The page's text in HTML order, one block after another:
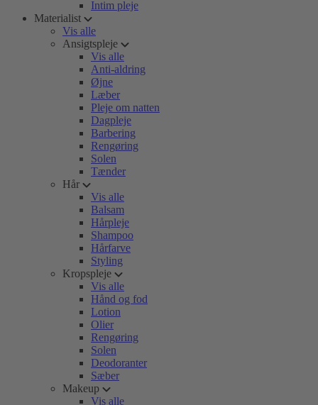
Intim pleje
Materialist
Vis alle
Ansigtspleje
Vis alle
Anti-aldring
Øjne
Læber
Pleje om natten
Dagpleje
Barbering
Rengøring
Solen
Tænder
Hår
Vis alle
Balsam
Hårpleje
Shampoo
Hårfarve
Styling
Kropspleje
Vis alle
Hånd og fod
Lotion
Olier
Rengøring
Solen
Deodoranter
Sæber
Makeup
Vis alle